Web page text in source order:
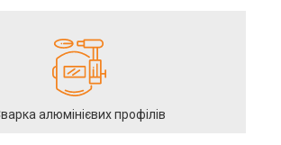
алюмінієвих профілів